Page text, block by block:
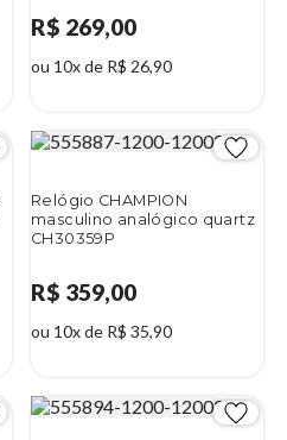
R$ 269,00
ou 10x de R$ 26,90
Relógio CHAMPION
masculino analógico quartz
CH30359P
R$ 359,00
ou 10x de R$ 35,90